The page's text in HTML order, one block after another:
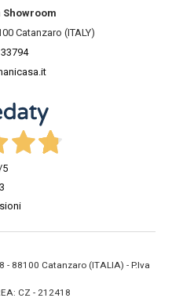
Showroom
Catanzaro (ITALY)
- 88100 Catanzaro (ITALIA) - P.Iva
CZ - 212418